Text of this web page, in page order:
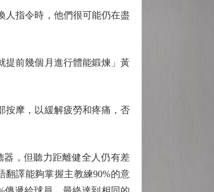
指令時，他們很可能仍在盡
前幾個月進行體能鍛煉」黃
摩，以緩解疲勞和疼痛，否
，但聽力距離健全人仍有差
譯能夠掌握主教練90%的意